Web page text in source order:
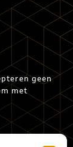
geen
met